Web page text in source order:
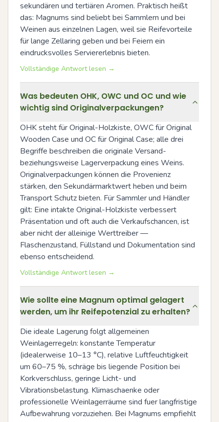
sekundären und tertiären Aromen. Praktisch heißt
das: Magnums sind beliebt bei Sammlern und bei
Weinen aus einzelnen Lagen, weil sie Reifevorteile
für lange Zellaring geben und bei Feiern ein
eindrucksvolles Serviererlebnis bieten.
Vollständige Antwort lesen →
Was bedeuten OHK, OWC und OC und wie
wichtig sind Originalverpackungen?
OHK steht für Original-Holzkiste, OWC für Original
Wooden Case und OC für Original Case; alle drei
Begriffe beschreiben die originale Versand-
beziehungsweise Lagerverpackung eines Weins.
Originalverpackungen können die Provenienz
stärken, den Sekundärmarktwert heben und beim
Transport Schutz bieten. Für Sammler und Händler
gilt: Eine intakte Original-Holzkiste verbessert
Präsentation und oft auch die Verkaufschancen, ist
aber nicht der alleinige Werttreiber —
Flaschenzustand, Füllstand und Dokumentation sind
ebenso entscheidend.
Vollständige Antwort lesen →
Wie sollte eine Magnum optimal gelagert
werden, um ihr Reifepotenzial zu erhalten?
Die ideale Lagerung folgt allgemeinen
Weinlagerregeln: konstante Temperatur
(idealerweise 10–13 °C), relative Luftfeuchtigkeit
um 60–75 %, schräge bis liegende Position bei
Korkverschluss, geringe Licht- und
Vibrationsbelastung. Klimaschaenke oder
professionelle Weinlagerräume sind fuer langfristige
Aufbewahrung vorzuziehen. Bei Magnums empfiehlt